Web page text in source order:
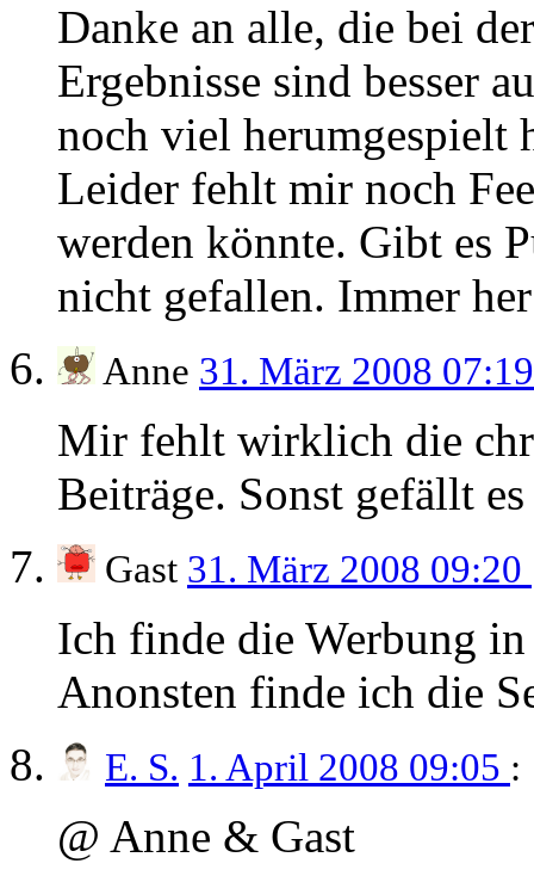
Danke an alle, die bei
Ergebnisse sind besser
noch viel herumgespielt
Leider fehlt mir noch
werden könnte. Gibt es
nicht gefallen. Immer
Anne 31. März 2008
Mir fehlt wirklich die
Beiträge. Sonst gefällt
Gast 31. März 2008 09:20
Ich finde die Werbung
Anonsten finde ich die
E. S. 1. April 2008 09:05 :
@ Anne & Gast